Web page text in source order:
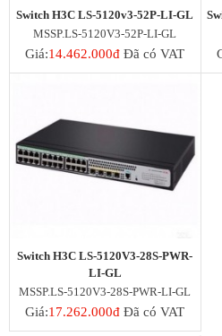
Switch H3C LS-5120v3-52P-LI-GL
MSSP.LS-5120V3-52P-LI-GL
Giá:14.462.000đ Đã có VAT
Switch H3C LS-5120V3-28S-PWR-
LI-GL
MSSP.LS-5120V3-28S-PWR-LI-GL
Giá:17.262.000đ Đã có VAT